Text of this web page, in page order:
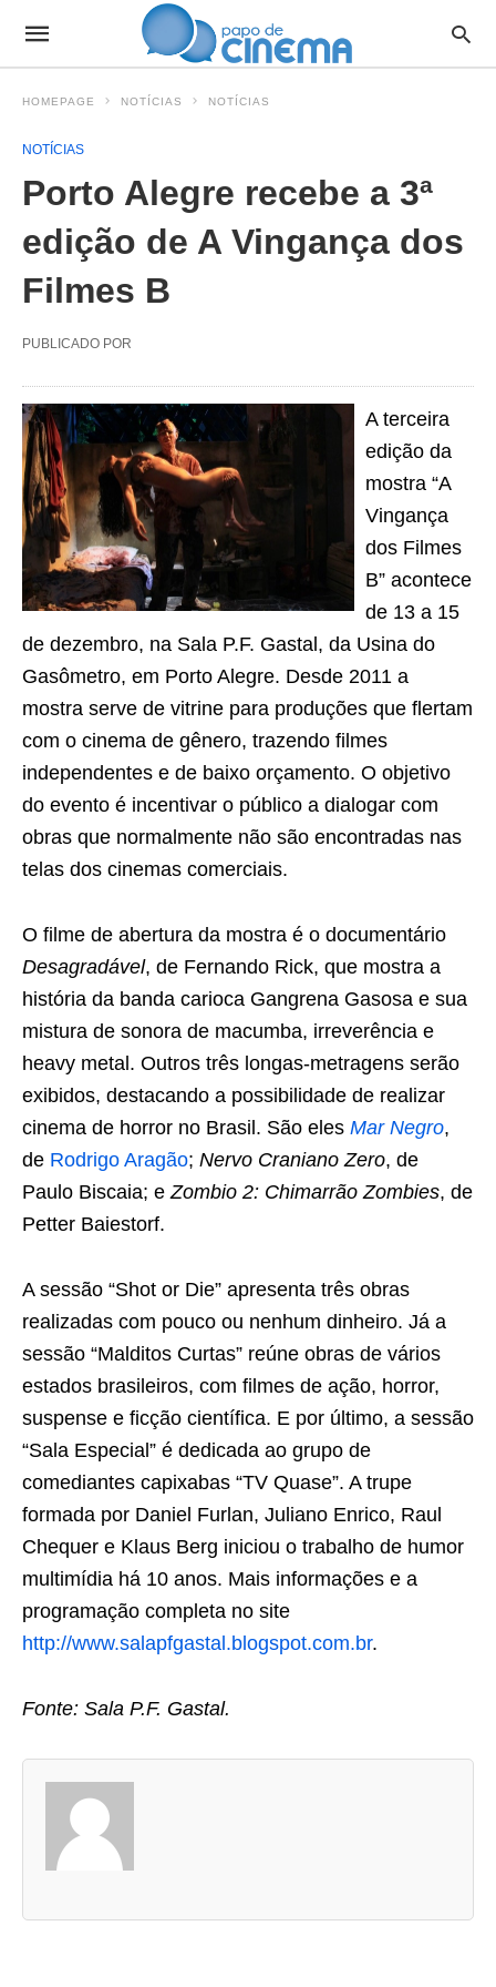
HOMEPAGE NOTÍCIAS NOTÍCIAS
NOTÍCIAS
Porto Alegre recebe a 3ª
edição de A Vingança dos
Filmes B
PUBLICADO POR
A terceira
edição da
mostra “A
Vingança
dos Filmes
B” acontece
de 13 a 15
de dezembro, na Sala P.F. Gastal, da Usina do
Gasômetro, em Porto Alegre. Desde 2011 a
mostra serve de vitrine para produções que flertam
com o cinema de gênero, trazendo filmes
independentes e de baixo orçamento. O objetivo
do evento é incentivar o público a dialogar com
obras que normalmente não são encontradas nas
telas dos cinemas comerciais.
O filme de abertura da mostra é o documentário
Desagradável, de Fernando Rick, que mostra a
história da banda carioca Gangrena Gasosa e sua
mistura de sonora de macumba, irreverência e
heavy metal. Outros três longas-metragens serão
exibidos, destacando a possibilidade de realizar
cinema de horror no Brasil. São eles Mar Negro,
de Rodrigo Aragão; Nervo Craniano Zero, de
Paulo Biscaia; eZombio 2: Chimarrão Zombies, de
Petter Baiestorf.
A sessão “Shot or Die” apresenta três obras
realizadas com pouco ou nenhum dinheiro. Já a
sessão “Malditos Curtas” reúne obras de vários
estados brasileiros, com filmes de ação, horror,
suspense e ficção científica. E por último, a sessão
“Sala Especial” é dedicada ao grupo de
comediantes capixabas “TV Quase”. A trupe
formada por Daniel Furlan, Juliano Enrico, Raul
Chequer e Klaus Berg iniciou o trabalho de humor
multimídia há 10 anos. Mais informações e a
programação completa no site
http://www.salapfgastal.blogspot.com.br.
Fonte: Sala P.F. Gastal.